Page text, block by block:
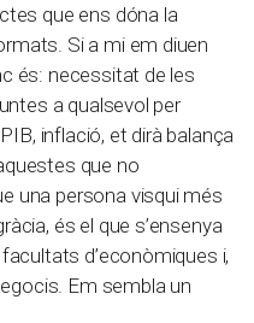
que ens dóna la
Si a mi em diuen
és: necessitat de les
a qualsevol per
inflació, et dirà balança
que no
una persona visqui més
és el que s’ensenya
d’econòmiques i,
Em sembla un